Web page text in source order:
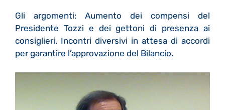
Gli argomenti: Aumento dei compensi del
Presidente Tozzi e dei gettoni di presenza ai
consiglieri. Incontri diversivi in attesa di accordi
per garantire l’approvazione del Bilancio.